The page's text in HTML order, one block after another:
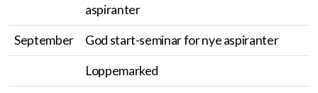
aspiranter
September God start-seminar for nye aspiranter
Loppemarked
BSMs venneforening
Beredskapsplan